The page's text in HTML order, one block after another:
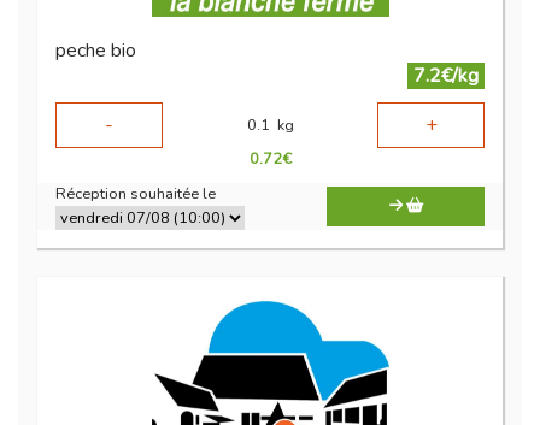
peche bio
7.2€/kg
-
0.1 kg +
0.72€
Réception souhaitée le